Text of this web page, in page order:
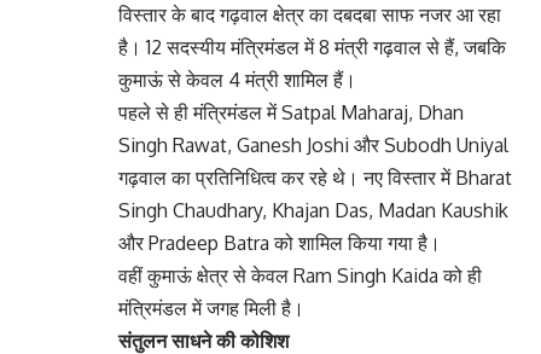
विस्तार के बाद गढ़वाल क्षेत्र का दबदबा साफ नजर आ रहा
है। 12 सदस्यीय मंत्रिमंडल में 8 मंत्री गढ़वाल से हैं, जबकि
कुमाऊं से केवल 4 मंत्री शामिल हैं।
पहले से ही मंत्रिमंडल में Satpal Maharaj, Dhan
Singh Rawat, Ganesh Joshi और Subodh Uniyal
गढ़वाल का प्रतिनिधित्व कर रहे थे। नए विस्तार में Bharat
Singh Chaudhary, Khajan Das, Madan Kaushik
और Pradeep Batra को शामिल किया गया है।
वहीं कुमाऊं क्षेत्र से केवल Ram Singh Kaida को ही
मंत्रिमंडल में जगह मिली है।
संतुलन साधने की कोशिश